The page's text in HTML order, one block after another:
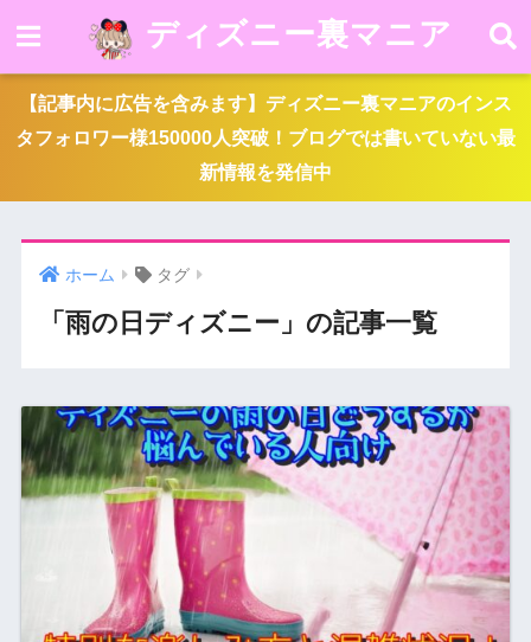
ディズニー裏マニア
【記事内に広告を含みます】ディズニー裏マニアのインス
タフォロワー様150000人突破！ブログでは書いていない最
新情報を発信中
ホーム タグ
「雨の日ディズニー」の記事一覧